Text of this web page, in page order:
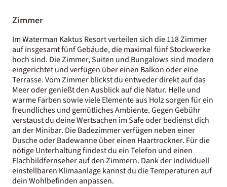
Zimmer
Im Waterman Kaktus Resort verteilen sich die 118 Zimmer
auf insgesamt fünf Gebäude, die maximal fünf Stockwerke
hoch sind. Die Zimmer, Suiten und Bungalows sind modern
eingerichtet und verfügen über einen Balkon oder eine
Terrasse. Vom Zimmer blickst du entweder direkt auf das
Meer oder genießt den Ausblick auf die Natur. Helle und
warme Farben sowie viele Elemente aus Holz sorgen für ein
freundliches und gemütliches Ambiente. Gegen Gebühr
verstaust du deine Wertsachen im Safe oder bedienst dich
an der Minibar. Die Badezimmer verfügen neben einer
Dusche oder Badewanne über einen Haartrockner. Für die
nötige Unterhaltung findest du ein Telefon und einen
Flachbildfernseher auf den Zimmern. Dank der individuell
einstellbaren Klimaanlage kannst du die Temperaturen auf
dein Wohlbefinden anpassen.